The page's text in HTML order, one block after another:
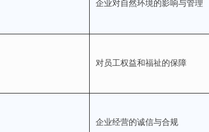
企业对自然环境的影响与管理
对员工权益和福祉的保障
企业经营的诚信与合规